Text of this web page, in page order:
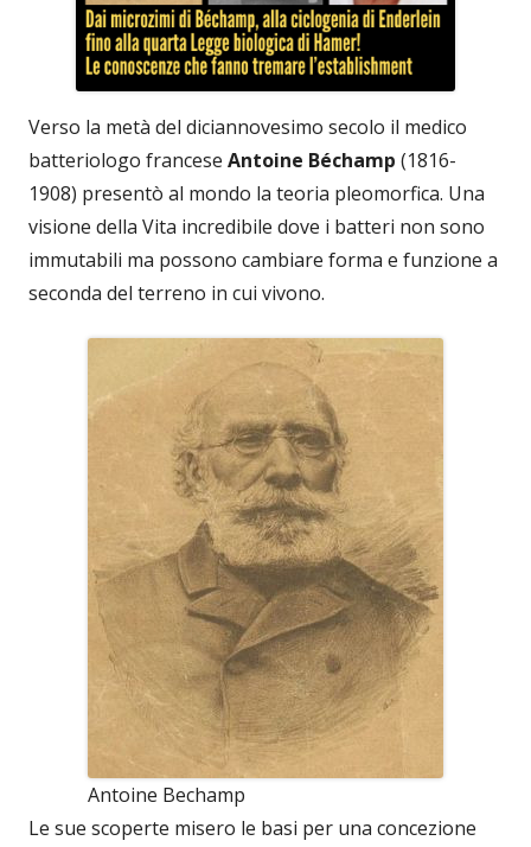
Verso la metà del diciannovesimo secolo il medico
batteriologo francese Antoine Béchamp (1816-
1908) presentò al mondo la teoria pleomorfica. Una
visione della Vita incredibile dove i batteri non sono
immutabili ma possono cambiare forma e funzione a
seconda del terreno in cui vivono.
Antoine Bechamp
Le sue scoperte misero le basi per una concezione